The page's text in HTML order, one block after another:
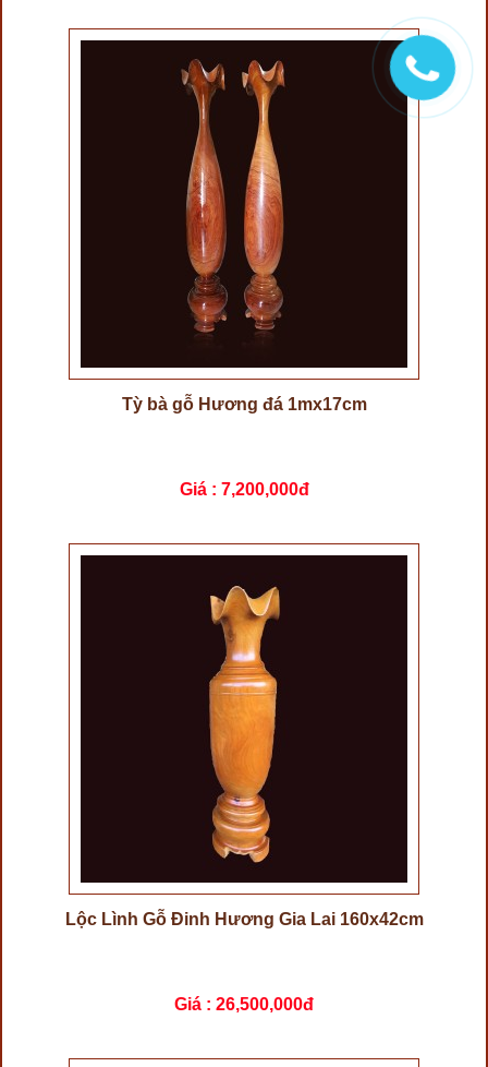
Tỳ bà gỗ Hương đá 1mx17cm
Giá : 7,200,000đ
Lộc Lình Gỗ Đinh Hương Gia Lai 160x42cm
Giá : 26,500,000đ